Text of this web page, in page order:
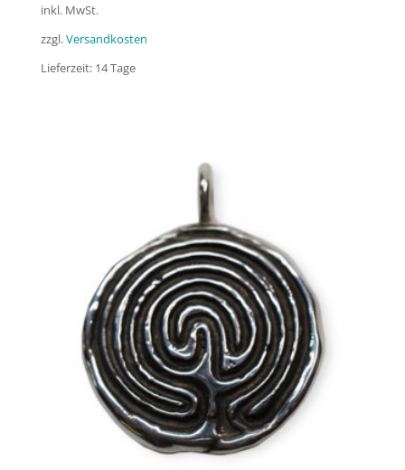
inkl. MwSt.
zzgl.Versandkosten
Lieferzeit: 14 Tage